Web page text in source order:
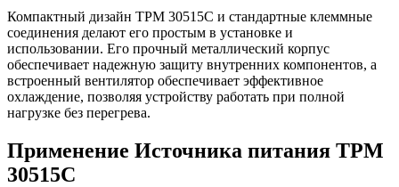
Компактный дизайн TPM 30515C и стандартные клеммные
соединения делают его простым в установке и
использовании. Его прочный металлический корпус
обеспечивает надежную защиту внутренних компонентов, а
встроенный вентилятор обеспечивает эффективное
охлаждение, позволяя устройству работать при полной
нагрузке без перегрева.
Применение Источника питания TPM
30515C